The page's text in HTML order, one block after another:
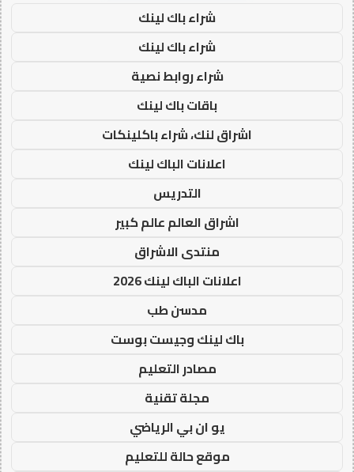
شراء باك لينك
شراء باك لينك
شراء روابط نصية
باقات باك لينك
اشراق لنك، شراء باكلينكات
اعلانات الباك لينك
التدريس
اشراق العالم عالم كبير
منتدى الاشراق
اعلانات الباك لينك 2026
مدسن طب
باك لينك وجيست بوست
مصادر التعليم
مجلة تقنية
يو ان بي الرياضي
موقع حالة للتعليم